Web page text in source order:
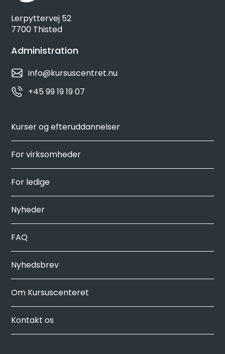
Lerpyttervej 52
7700 Thisted
Administration
info@kursuscentret.nu
+45 99 19 19 07
Kurser og efteruddannelser
For virksomheder
For ledige
Nyheder
FAQ
Nyhedsbrev
Om Kursuscenteret
Kontakt os